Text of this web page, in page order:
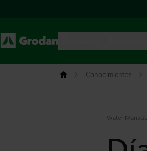
Conocimientos
Water